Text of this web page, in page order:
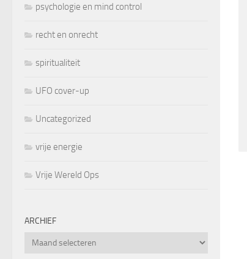
psychologie en mind control
recht en onrecht
spiritualiteit
UFO cover-up
Uncategorized
vrije energie
Vrije Wereld Ops
ARCHIEF
Archief